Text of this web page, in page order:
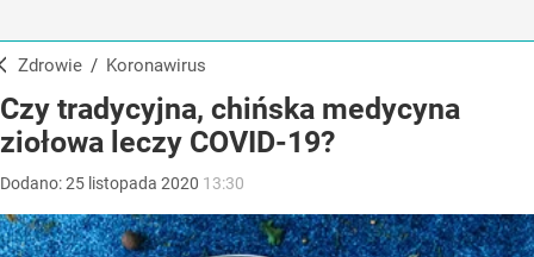
Zdrowie / Koronawirus
Czy tradycyjna, chińska medycyna
ziołowa leczy COVID-19?
Dodano:25 listopada 2020 13:30